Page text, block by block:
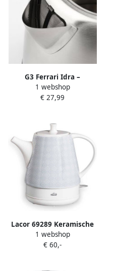
G3 Ferrari Idra –
Waterkoker 1 2L 1630W –
Waterniveau Indicator –
– RVS Design
1 webshop
€ 27,99
Lacor 69289 Keramische
Waterkoker Gala Grey 1 L
1 webshop
€ 60,-